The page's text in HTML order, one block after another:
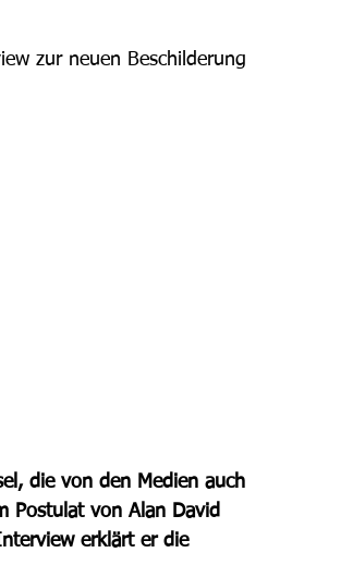
zur neuen Beschilderung
die von den Medien auch
Postulat von Alan David
erklärt er die